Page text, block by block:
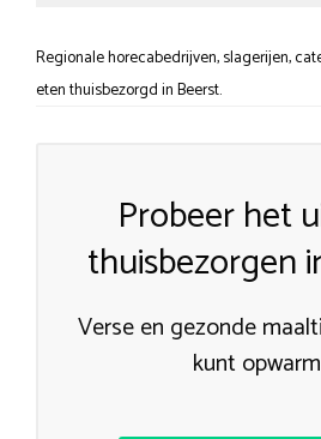
Regionale horecabedrijven, slagerijen,
eten thuisbezorgd in Beerst.
Probeer het
thuisbezorgen
Verse en gezonde
kunt